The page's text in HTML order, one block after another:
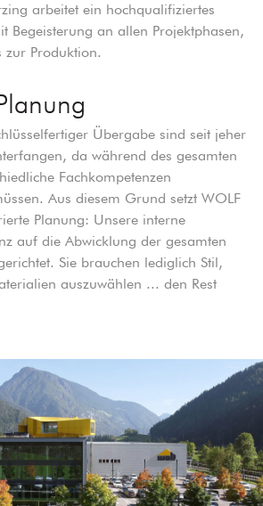
arbeitet ein hochqualifiziertes
Begeisterung an allen Projektphasen,
zur Produktion.
Übergabe sind seit jeher
da während des gesamten
Fachkompetenzen
Aus diesem Grund setzt WOLF
Planung: Unsere interne
auf die Abwicklung der gesamten
Sie brauchen lediglich Stil,
auszuwählen ... den Rest